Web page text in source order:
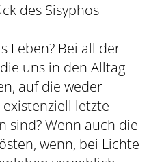
des Sisyphos
Leben? Bei all der
uns in den Alltag
auf die weder
letzte
sind? Wenn auch die
wenn, bei Lichte